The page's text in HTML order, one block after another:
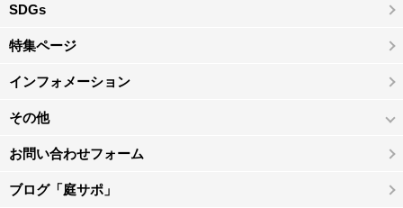
SDGs
特集ページ
インフォメーション
その他
お問い合わせフォーム
ブログ「庭サポ」